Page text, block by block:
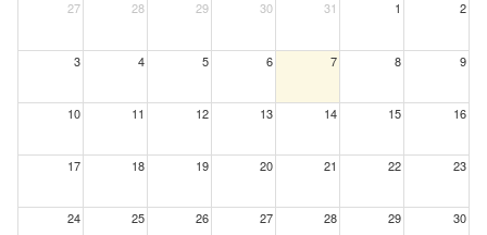
27 28 29 30 31 1 2
3 4 5 6 7 8 9
10 11 12 13 14 15 16
17 18 19 20 21 22 23
24 25 26 27 28 29 30